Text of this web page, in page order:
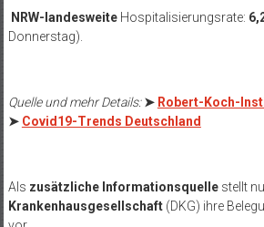
NRW-landesweiteHospitalisierungsrate:
Donnerstag).
Quelle und mehr Details:➤ Robert-Koch-
➤ Covid19-Trends Deutschland
Als zusätzliche Informationsquellestellt
Krankenhausgesellschaft(DKG) ihre